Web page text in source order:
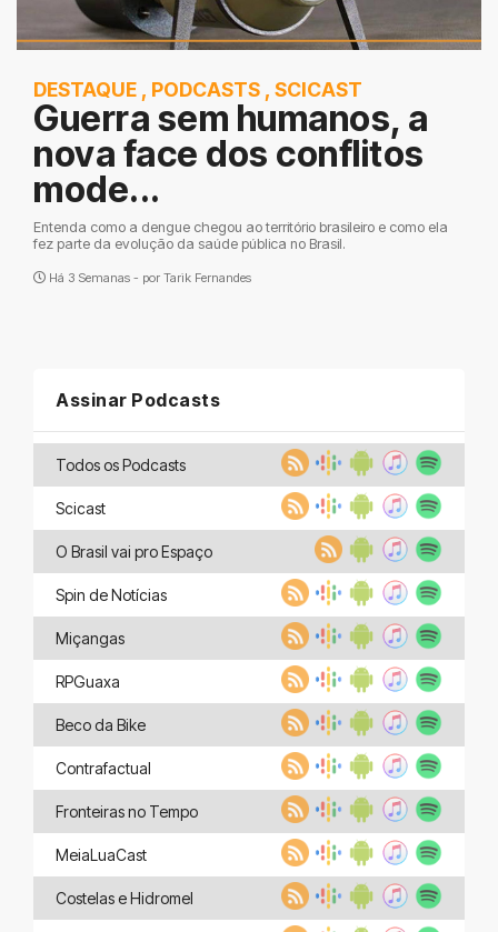
DESTAQUE , PODCASTS , SCICAST
Guerra sem humanos, a
nova face dos conflitos
mode...
Entenda como a dengue chegou ao território brasileiro e como ela
fez parte da evolução da saúde pública no Brasil.
Há 3 Semanas - por Tarik Fernandes
Assinar Podcasts
Todos os Podcasts
Scicast
O Brasil vai pro Espaço
Spin de Notícias
Miçangas
RPGuaxa
Beco da Bike
Contrafactual
Fronteiras no Tempo
MeiaLuaCast
Costelas e Hidromel